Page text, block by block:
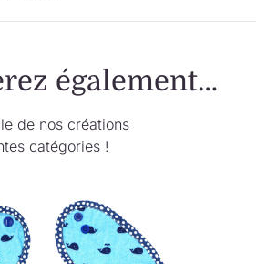
également…
de nos créations
catégories !